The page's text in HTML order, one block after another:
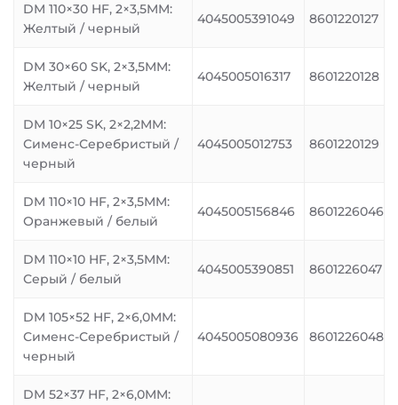
DM 110×30 HF, 2×3,5MM:
Желтый / черный
4045005391049 8601220127
DM 30×60 SK, 2×3,5MM:
Желтый / черный
4045005016317 8601220128
DM 10×25 SK, 2×2,2MM:
Сименс-Серебристый /
черный
4045005012753 8601220129
DM 110×10 HF, 2×3,5MM:
Оранжевый / белый
4045005156846 8601226046
DM 110×10 HF, 2×3,5MM:
Серый / белый
4045005390851 8601226047
DM 105×52 HF, 2×6,0MM:
Сименс-Серебристый /
черный
4045005080936 8601226048
DM 52×37 HF, 2×6,0MM: